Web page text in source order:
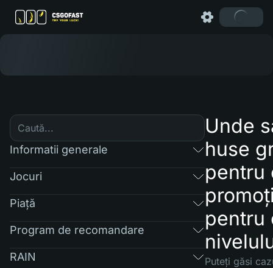
Informatii generale
Jocuri
Piaţă
Program de recomandare
RAIN
Unde
huse
pentru
pentru
Puteți găsi